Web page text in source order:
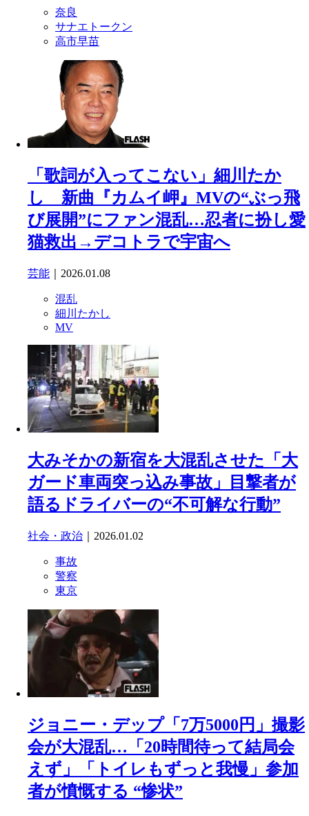
奈良
サナエトークン
高市早苗
「歌詞が入ってこない」細川たか
し 新曲『カムイ岬』MVの“ぶっ飛
び展開”にファン混乱…忍者に扮し愛
猫救出→デコトラで宇宙へ
芸能 ｜2026.01.08
混乱
細川たかし
MV
大みそかの新宿を大混乱させた「大
ガード車両突っ込み事故」目撃者が
語るドライバーの“不可解な行動”
社会・政治 ｜2026.01.02
事故
警察
東京
ジョニー・デップ「7万5000円」撮影
会が大混乱…「20時間待って結局会
えず」「トイレもずっと我慢」参加
者が憤慨する “惨状”